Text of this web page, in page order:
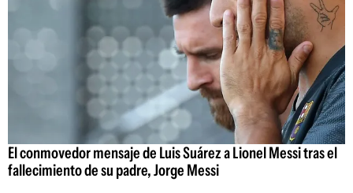
El conmovedor mensaje de Luis Suárez a Lionel Messi tras el
fallecimiento de su padre, Jorge Messi